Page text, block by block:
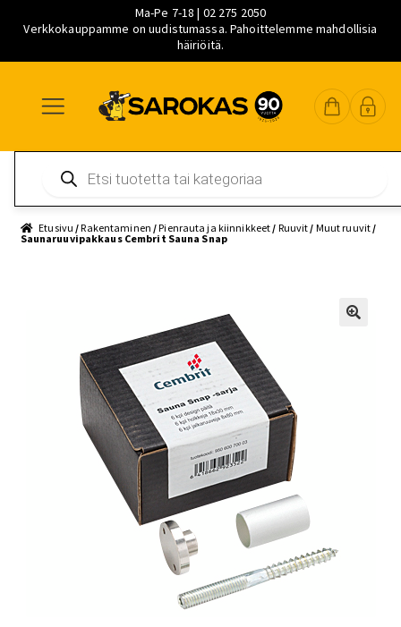
Ma-Pe 7-18 | 02 275 2050
Verkkokauppamme on uudistumassa. Pahoittelemme mahdollisia
häiriöitä.
navigointiin
sisältöön
pääsisältöön
search
Etusivu /Rakentaminen /Pienrauta ja kiinnikkeet / Ruuvit / Muut ruuvit /
Saunaruuvipakkaus Cembrit Sauna Snap